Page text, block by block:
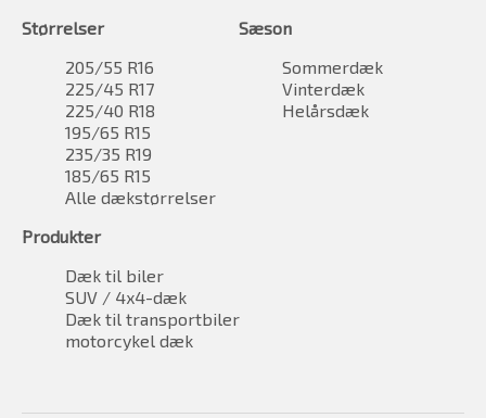
Størrelser
205/55 R16
225/45 R17
225/40 R18
195/65 R15
235/35 R19
185/65 R15
Alle dækstørrelser
Sæson
Sommerdæk
Vinterdæk
Helårsdæk
Produkter
Dæk til biler
SUV / 4x4-dæk
Dæk til transportbiler
motorcykel dæk